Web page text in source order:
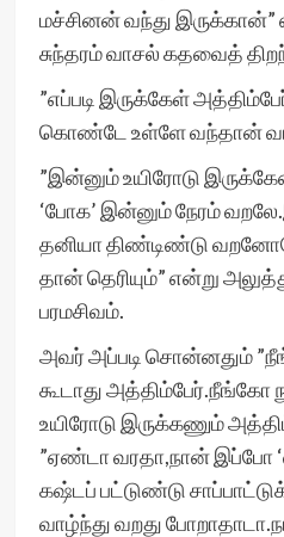
மச்சினன் வந்து
சுந்தரம் வாசல் கதவைத்
”எப்படி இருக்கேள்
கொண்டே உள்ளே வந்தான்
”இன்னும் உயிரோடு
‘போக’ இன்னும் நேரம்
தனியா திண்டிண்டு
தான் தெரியும்” என்று
பரமசிவம்.
அவர் அப்படி சொன்னதும்
கூடாது அத்திம்பேர்.நீங்கோ
உயிரோடு இருக்கணும்
”ஏண்டா வரதா,நான் இப்போ
கஷ்டப் பட்டுண்டு
வாழ்ந்து வறது